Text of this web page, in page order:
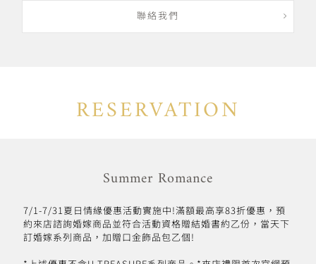
聯絡我們
RESERVATION
Summer Romance
7/1-7/31夏日情緣優惠活動實施中!滿額最高享83折優惠，預
約來店諮詢婚嫁商品並符合活動資格贈結婚書約乙份，當天下
訂婚嫁系列商品，加贈口金飾品包乙個!